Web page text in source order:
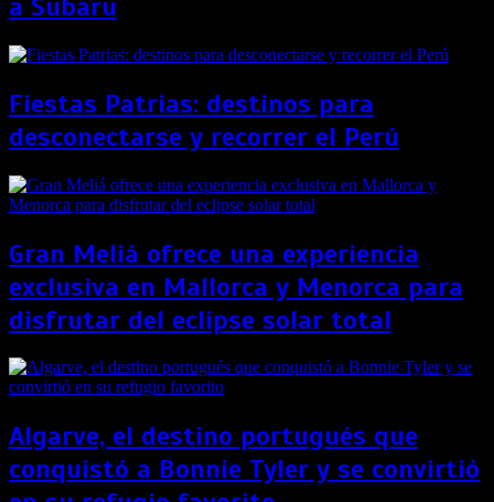
Fiestas Patrias: destinos para
desconectarse y recorrer el Perú
Gran Meliá ofrece una experiencia
exclusiva en Mallorca y Menorca para
disfrutar del eclipse solar total
Algarve, el destino portugués que
conquistó a Bonnie Tyler y se convirtió